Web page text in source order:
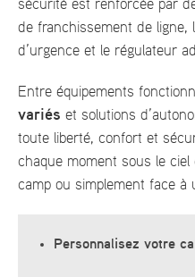
sécurité est renforcée par
de franchissement de ligne,
d’urgence et le régulateur
Entre équipements
variés et solutions
toute liberté, confort et
chaque moment sous le
camp ou simplement face à
Personnalisez votre